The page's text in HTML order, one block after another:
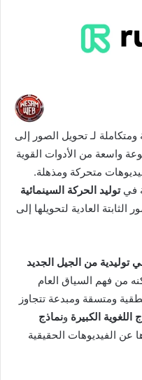
لـ تحويل الصور إلى
واسعة من الأدوات القوية
متحركة ومذهلة.
فيتوليد الحركة السينمائية
الثابتة العادية لتحويلها إلى
توليدية من الجيل الجديد
من فهم السياق العام
ومتسقة ومبدعة تتجاوز
اللغوية الكبيرة ونماذج
عن الفيديوهات الحقيقية